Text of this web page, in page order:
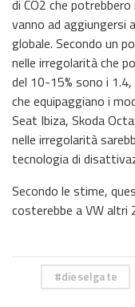
di CO2 che
vanno ad aggiungersi
globale. Secondo un
nelle irregolarità che
del 10-15% sono i
che equipaggiano i
Seat Ibiza, Skoda
nelle irregolarità
tecnologia di
Secondo le stime,
costerebbe a VW altri
dieselgate